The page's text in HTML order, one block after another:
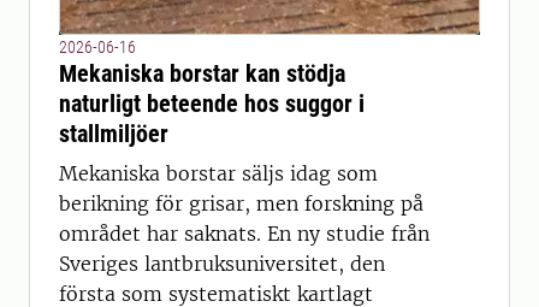
2026-06-16
Mekaniska borstar kan stödja
naturligt beteende hos suggor i
stallmiljöer
Mekaniska borstar säljs idag som
berikning för grisar, men forskning på
området har saknats. En ny studie från
Sveriges lantbruksuniversitet, den
första som systematiskt kartlagt